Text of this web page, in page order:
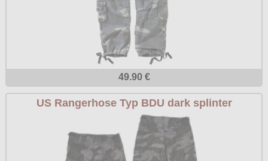
49.90 €
US Rangerhose Typ BDU dark splinter